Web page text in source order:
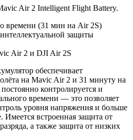
Air 2 Intelligent Flight Battery.
времени (31 мин на Air 2S)
защиты
Air 2 и DJI Air 2S
обеспечивает
на Mavic Air 2 и 31 минуту на
контролируется и
времени — это позволяет
уровня напряжения и больше
Имеется встроенная защита от
а также защита от низких